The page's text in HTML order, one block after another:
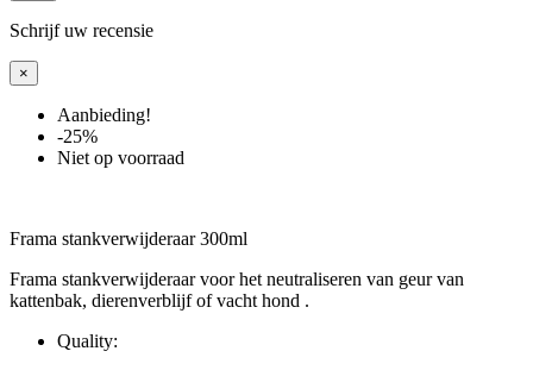
Schrijf uw recensie
×
Aanbieding!
-25%
Niet op voorraad
Frama stankverwijderaar 300ml
Frama stankverwijderaar voor het neutraliseren van geur van
kattenbak, dierenverblijf of vacht hond .
Quality: